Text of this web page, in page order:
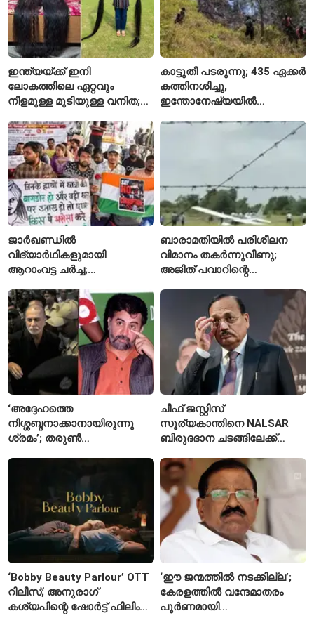
ഇന്ത്യയ്ക്ക് ഇനി
ലോകത്തിലെ ഏറ്റവും
നീളമുള്ള മുടിയുള്ള വനിത;
കാട്ടുതീ പടരുന്നു; 435 ഏക്കർ
കത്തിനശിച്ചു,
ഇന്തോനേഷ്യയിൽ
ജാർഖണ്ഡിൽ
വിദ്യാർഥികളുമായി
ആറാംവട്ട ചർച്ച;
ദിവസത്തിലേക്ക്
ബാരാമതിയിൽ പരിശീലന
വിമാനം തകർന്നുവീണു;
അജിത് പവാറിന്റെ
രണ്ടാമത്തെ സംഭവം
‘അദ്ദേഹത്തെ
നിശ്ശബ്ദനാക്കാനായിരുന്നു
ശ്രമം’; തരുണ്‍
കാരണമെന്ന് മകൾ
ചീഫ് ജസ്റ്റിസ്
സൂര്യകാന്തിനെ NALSAR
ബിരുദദാന ചടങ്ങിലേക്ക്
വിദ്യാർഥികളുടെ എതിർപ്പ്
‘Bobby Beauty Parlour’ OTT
റിലീസ്; അനുരാഗ്
കശ്യപിന്റെ ഷോർട്ട് ഫിലിം
‘ഈ ജന്മത്തിൽ നടക്കില്ല’;
കേരളത്തിൽ വന്ദേമാതരം
പൂർണമായി